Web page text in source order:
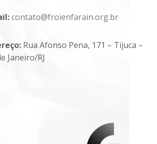
contato@froienfarain.org.br
Rua Afonso Pena, 171 – Tijuca –
Janeiro/RJ